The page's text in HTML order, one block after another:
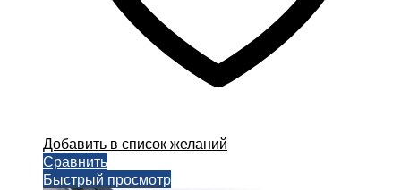
Добавить в список желаний
Сравнить
Быстрый просмотр